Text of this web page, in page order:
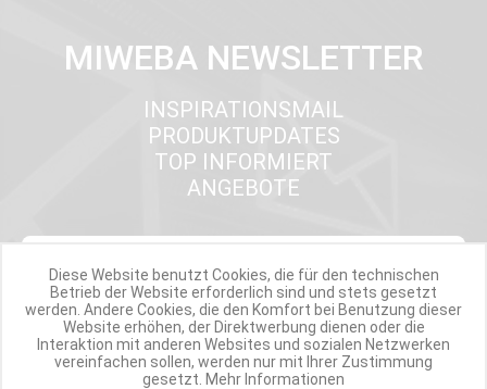
MIWEBA NEWSLETTER
INSPIRATIONSMAIL
PRODUKTUPDATES
TOP INFORMIERT
ANGEBOTE
Werde Teil der Miweba Community!
Verpasse nie wieder exklusive Newsletter-Rabatte und Aktionen
Diese Website benutzt Cookies, die für den technischen
Betrieb der Website erforderlich sind und stets gesetzt
werden. Andere Cookies, die den Komfort bei Benutzung dieser
Website erhöhen, der Direktwerbung dienen oder die
Interaktion mit anderen Websites und sozialen Netzwerken
vereinfachen sollen, werden nur mit Ihrer Zustimmung
gesetzt. Mehr Informationen